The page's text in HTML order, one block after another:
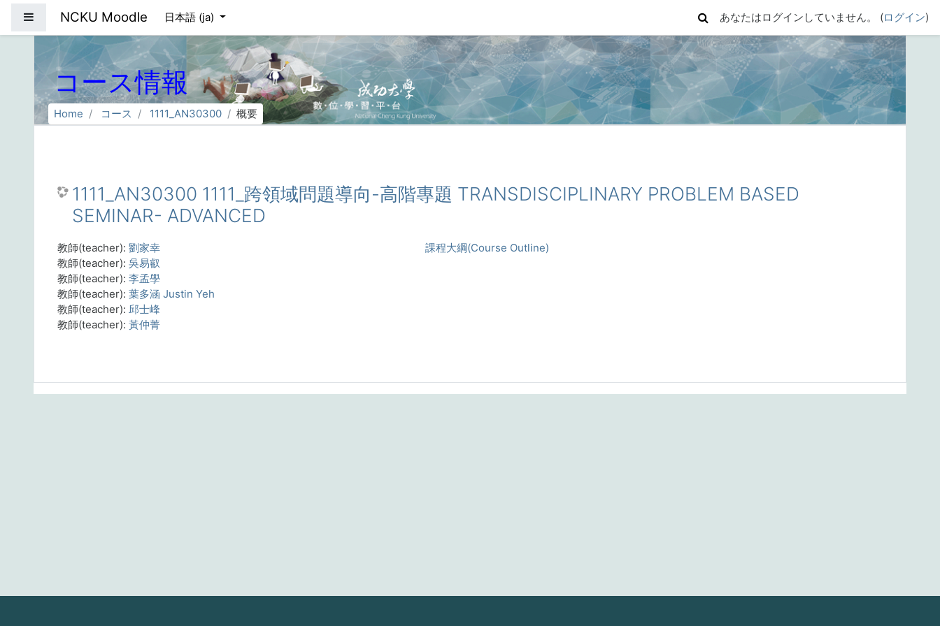
サイドパネル
NCKU Moodle 日本語 ‎(ja)‎ あなたはログインしていません。 (ログイン)
コース情報
Home コース 1111_AN30300 概要
1111_AN30300 1111_跨領域問題導向-高階專題 TRANSDISCIPLINARY PROBLEM BASED
SEMINAR- ADVANCED
課程大綱(Course Outline)
教師(teacher): 劉家幸
教師(teacher): 吳易叡
教師(teacher): 李孟學
教師(teacher): 葉多涵 Justin Yeh
教師(teacher): 邱士峰
教師(teacher): 黃仲菁